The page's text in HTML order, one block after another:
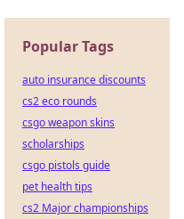
Popular Tags
auto insurance discounts
cs2 eco rounds
csgo weapon skins
scholarships
csgo pistols guide
pet health tips
cs2 Major championships